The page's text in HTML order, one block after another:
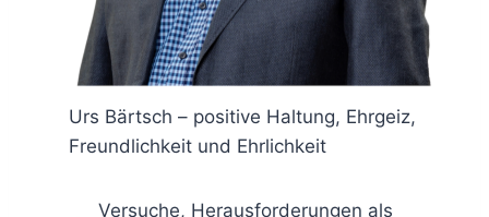
Urs Bärtsch – positive Haltung, Ehrgeiz,
Freundlichkeit und Ehrlichkeit
Versuche, Herausforderungen als